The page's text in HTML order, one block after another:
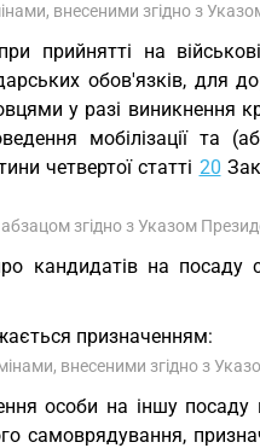
внесеними згідно з
прийнятті на
обов'язків, для
у разі виникнення
мобілізації та
четвертої статті 20
згідно з Указом
кандидатів на
призначенням:
внесеними згідно з
особи на іншу
самоврядування,